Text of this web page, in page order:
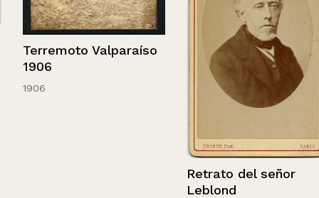
Terremoto Valparaíso
1906
Retrato del señor
Leblond